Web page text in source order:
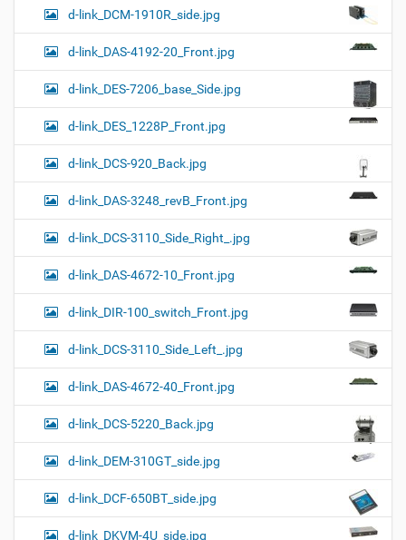
d-link_DCM-1910R_side.jpg
d-link_DAS-4192-20_Front.jpg
d-link_DES-7206_base_Side.jpg
d-link_DES_1228P_Front.jpg
d-link_DCS-920_Back.jpg
d-link_DAS-3248_revB_Front.jpg
d-link_DCS-3110_Side_Right_.jpg
d-link_DAS-4672-10_Front.jpg
d-link_DIR-100_switch_Front.jpg
d-link_DCS-3110_Side_Left_.jpg
d-link_DAS-4672-40_Front.jpg
d-link_DCS-5220_Back.jpg
d-link_DEM-310GT_side.jpg
d-link_DCF-650BT_side.jpg
d-link_DKVM-4U_side.jpg